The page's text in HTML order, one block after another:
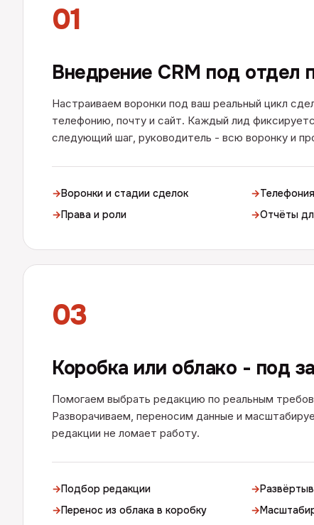
01
Внедрение CRM под отдел
Настраиваем воронки под ваш реальный цикл
телефонию, почту и сайт. Каждый лид
следующий шаг, руководитель - всю воронку и
→Воронки и стадии сделок →
→Права и роли →Отчёты
03
Коробка или облако - под
Помогаем выбрать редакцию по реальным
Разворачиваем, переносим данные и
редакции не ломает работу.
→Подбор редакции →
→Перенос из облака в коробку →